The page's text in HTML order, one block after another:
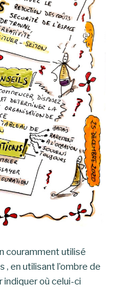
couramment utilisé
en utilisant l’ombre de
indiquer où celui-ci